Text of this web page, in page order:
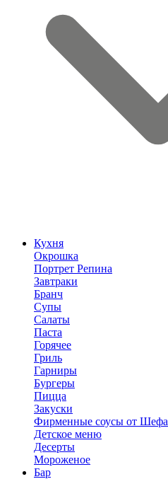
Кухня
Окрошка
Портрет Репина
Завтраки
Бранч
Супы
Салаты
Паста
Горячее
Гриль
Гарниры
Бургеры
Пицца
Закуски
Фирменные соусы от Шефа
Детское меню
Десерты
Мороженое
Бар